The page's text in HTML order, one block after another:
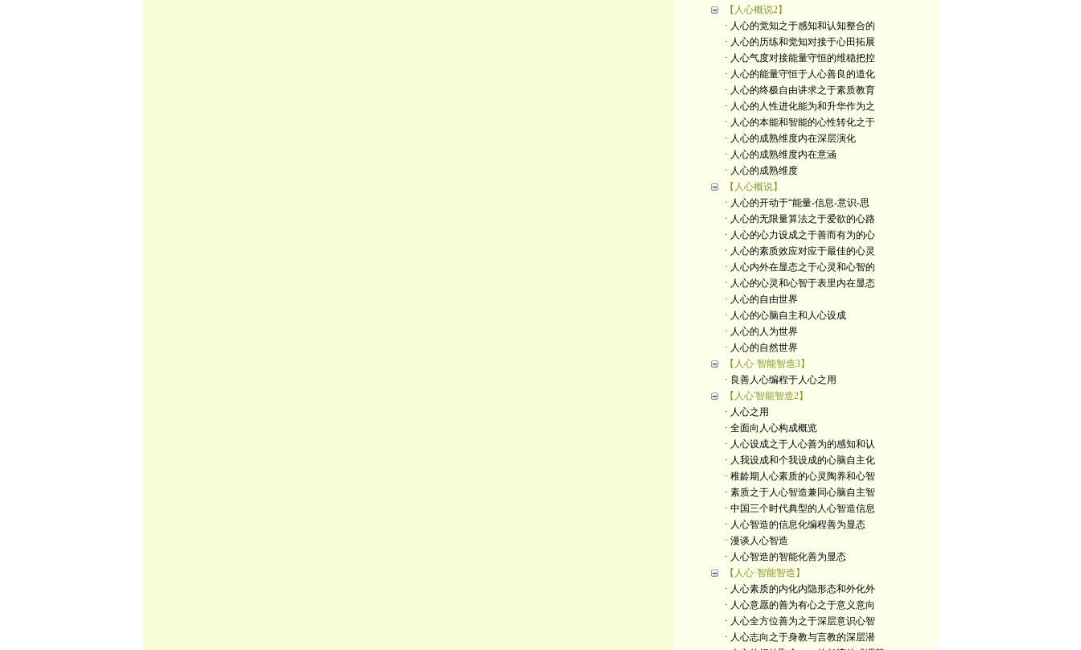
【人心概说2】
· 人心的觉知之于感知和认知整合的
· 人心的历练和觉知对接于心田拓展
· 人心气度对接能量守恒的维稳把控
· 人心的能量守恒于人心善良的道化
· 人心的终极自由讲求之于素质教育
· 人心的人性进化能为和升华作为之
· 人心的本能和智能的心性转化之于
· 人心的成熟维度内在深层演化
· 人心的成熟维度内在意涵
· 人心的成熟维度
【人心概说】
· 人心的开动于“能量-信息-意识-思
· 人心的无限量算法之于爱欲的心路
· 人心的心力设成之于善而有为的心
· 人心的素质效应对应于最佳的心灵
· 人心内外在显态之于心灵和心智的
· 人心的心灵和心智于表里内在显态
· 人心的自由世界
· 人心的心脑自主和人心设成
· 人心的人为世界
· 人心的自然世界
【人心·智能智造3】
· 良善人心编程于人心之用
【人心'智能智造2】
· 人心之用
· 全面向人心构成概览
· 人心设成之于人心善为的感知和认
· 人我设成和个我设成的心脑自主化
· 稚龄期人心素质的心灵陶养和心智
· 素质之于人心智造兼同心脑自主智
· 中国三个时代典型的人心智造信息
· 人心智造的信息化编程善为显态
· 漫谈人心智造
· 人心智造的智能化善为显态
【人心·智能智造】
· 人心素质的内化内隐形态和外化外
· 人心意愿的善为有心之于意义意向
· 人心全方位善为之于深层意识心智
· 人心志向之于身教与言教的深层潜